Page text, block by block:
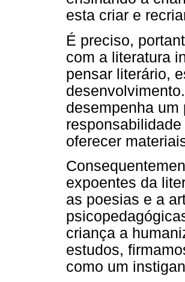
esta criar e
É preciso,
com a literatura
pensar literário,
desempenha um
oferecer
expoentes da
as poesias e a
criança a
estudos,
como um